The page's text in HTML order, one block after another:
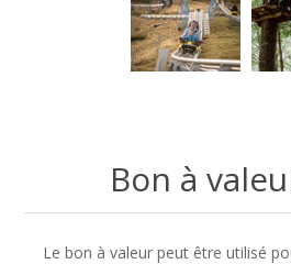
Bon à
Le bon à valeur peut être utilisé